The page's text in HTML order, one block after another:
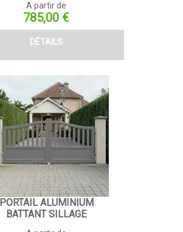
A partir de
Prix
785,00 €
DÉTAILS
PORTAIL ALUMINIUM
BATTANT SILLAGE